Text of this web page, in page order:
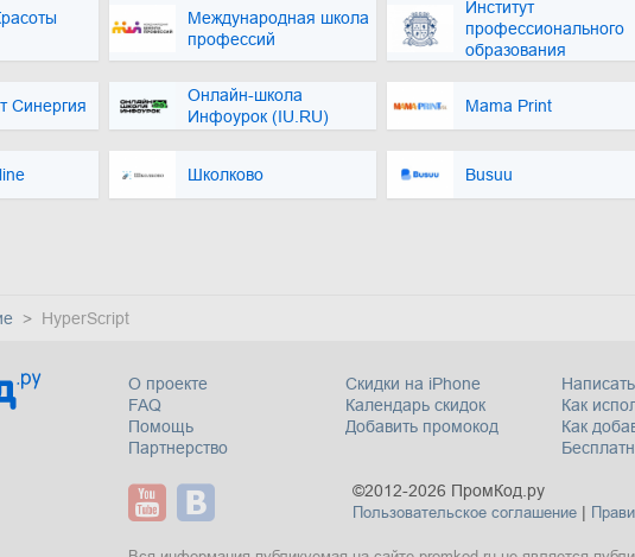
Международная школа
профессий
Институт
профессионального
образования
Синергия
Онлайн-школа
Инфоурок (IU.RU)
Mama Print
Школково Busuu
HyperScript
О проекте
FAQ
Помощь
Партнерство
Скидки на iPhone
Календарь скидок
Добавить промокод
Как
Как
©2012-2026 ПромКод.ру
Пользовательское соглашение|